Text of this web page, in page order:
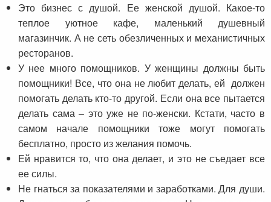
Это бизнес с душой. Ее женской душой. Какое-то
теплое уютное кафе, маленький душевный
магазинчик. А не сеть обезличенных и механистичных
ресторанов.
У нее много помощников. У женщины должны быть
помощники! Все, что она не любит делать, ей должен
помогать делать кто-то другой. Если она все пытается
делать сама – это уже не по-женски. Кстати, часто в
самом начале помощники тоже могут помогать
бесплатно, просто из желания помочь.
Ей нравится то, что она делает, и это не съедает все
ее силы.
Не гнаться за показателями и заработками. Для души.